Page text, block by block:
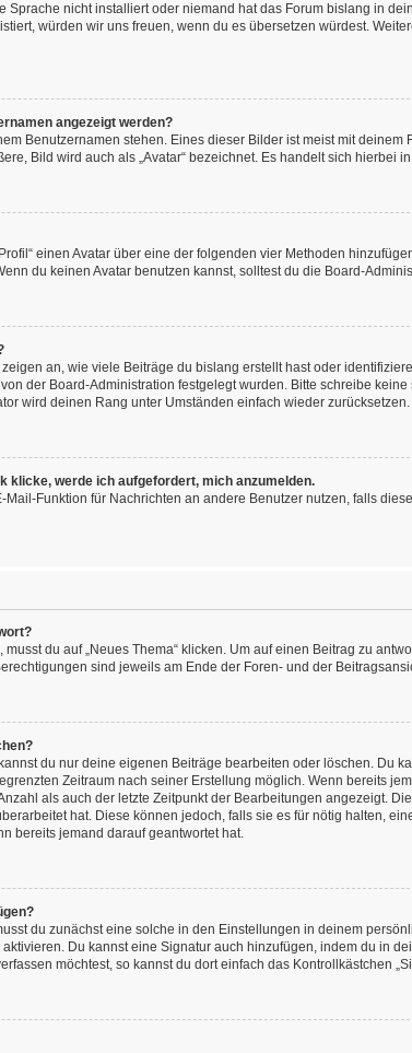
Sprache nicht installiert oder niemand hat das Forum bislang in
würden wir uns freuen, wenn du es übersetzen würdest.
angezeigt werden?
Benutzernamen stehen. Eines dieser Bilder ist meist mit
Bild wird auch als „Avatar“ bezeichnet. Es handelt sich
einen Avatar über eine der folgenden vier Methoden
du keinen Avatar benutzen kannst, solltest du die Board-
an, wie viele Beiträge du bislang erstellt hast oder
der Board-Administration festgelegt wurden. Bitte schreibe
wird deinen Rang unter Umständen einfach wieder zurücksetzen.
klicke, werde ich aufgefordert, mich anzumelden.
Funktion für Nachrichten an andere Benutzer nutzen, falls
du auf „Neues Thema“ klicken. Um auf einen Beitrag zu
sind jeweils am Ende der Foren- und der
du nur deine eigenen Beiträge bearbeiten oder löschen. Du
Zeitraum nach seiner Erstellung möglich. Wenn bereits
als auch der letzte Zeitpunkt der Bearbeitungen angezeigt.
hat. Diese können jedoch, falls sie es für nötig halten,
bereits jemand darauf geantwortet hat.
du zunächst eine solche in den Einstellungen in deinem
Du kannst eine Signatur auch hinzufügen, indem du in
möchtest, so kannst du dort einfach das Kontrollkästchen